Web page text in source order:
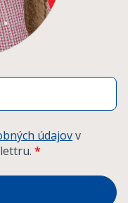
údajovv
*